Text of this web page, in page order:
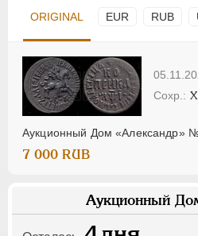
ORIGINAL EUR RUB
Аукционный Дом «Александр»
7 000 RUB
Аукционный